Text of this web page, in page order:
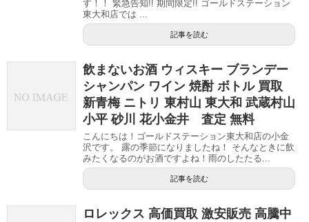
す！！ 緊急告知!! 期間限定!! ゴールドステーション
東大和店では ...
記事を読む
飲まないお酒 ウィスキー ブランデー
シャンパン ワイン 焼酎 ボトル 買取
新青梅 ニトリ 東村山 東大和 武蔵村山
小平 砂川 花小金井 査定 無料
こんにちは！ゴールドステーション東大和店の小金
沢です。 露の季節になりましたね！ そんなときに飲
みたくなるのがお酒ですよね！雨のしたたる...
記事を読む
ロレックス 高価買取 激安販売 高騰中